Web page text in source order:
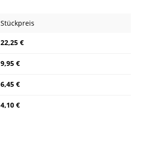
Stückpreis
22,25 €
9,95 €
6,45 €
4,10 €